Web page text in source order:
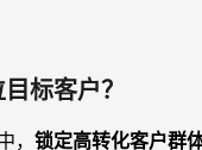
标客户？
， 锁定高转化客户群